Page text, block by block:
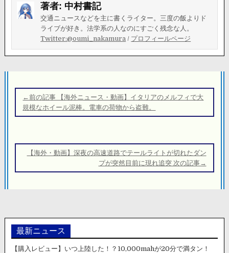
著者: 中村書記
交通ニュースなどを主に書くライター。三度の飯よりド
ライブが好き。法学系の人なのにすごく残念な人。
Twitter:@oumi_nakamura / プロフィールページ
稿
ナ
ー
←前の記事 【海外ニュース・動画】イタリアのメルフィで大
規模なホイール泥棒。電車の荷物から盗難。
【海外・動画】深夜の高速道路でテールライトが切れたダン
プが突然目前に現れ追突 次の記事→
最新ニュース
【購入レビュー】いつ上陸した！？10,000mahが20分で満タン！